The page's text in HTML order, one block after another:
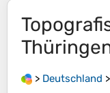
> Deutschland >